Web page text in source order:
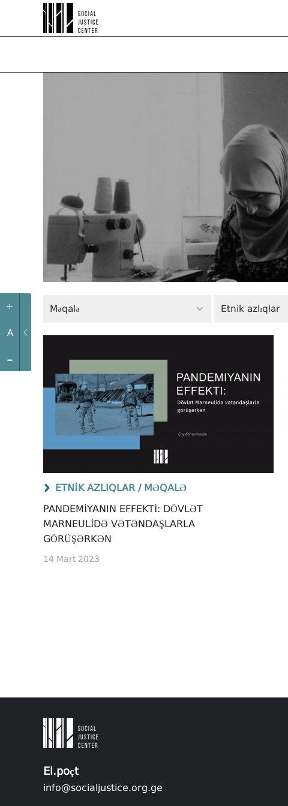
+
A
-
Məqalə Etnik azlıqlar
ETNIK AZLIQLAR / MƏQALƏ
PANDEMIYANIN EFFEKTI: DÖVLƏT
MARNEULIDƏ VƏTƏNDAŞLARLA
GÖRÜŞƏRKƏN
14 Mart 2023
El.poçt
info@socialjustice.org.ge